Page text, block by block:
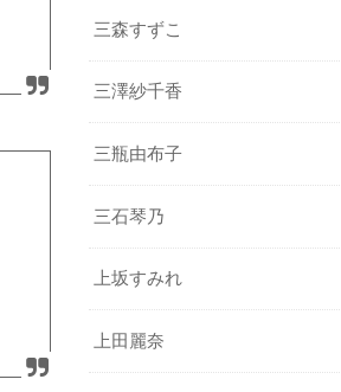
三森すずこ
三澤紗千香
三瓶由布子
三石琴乃
上坂すみれ
上田麗奈